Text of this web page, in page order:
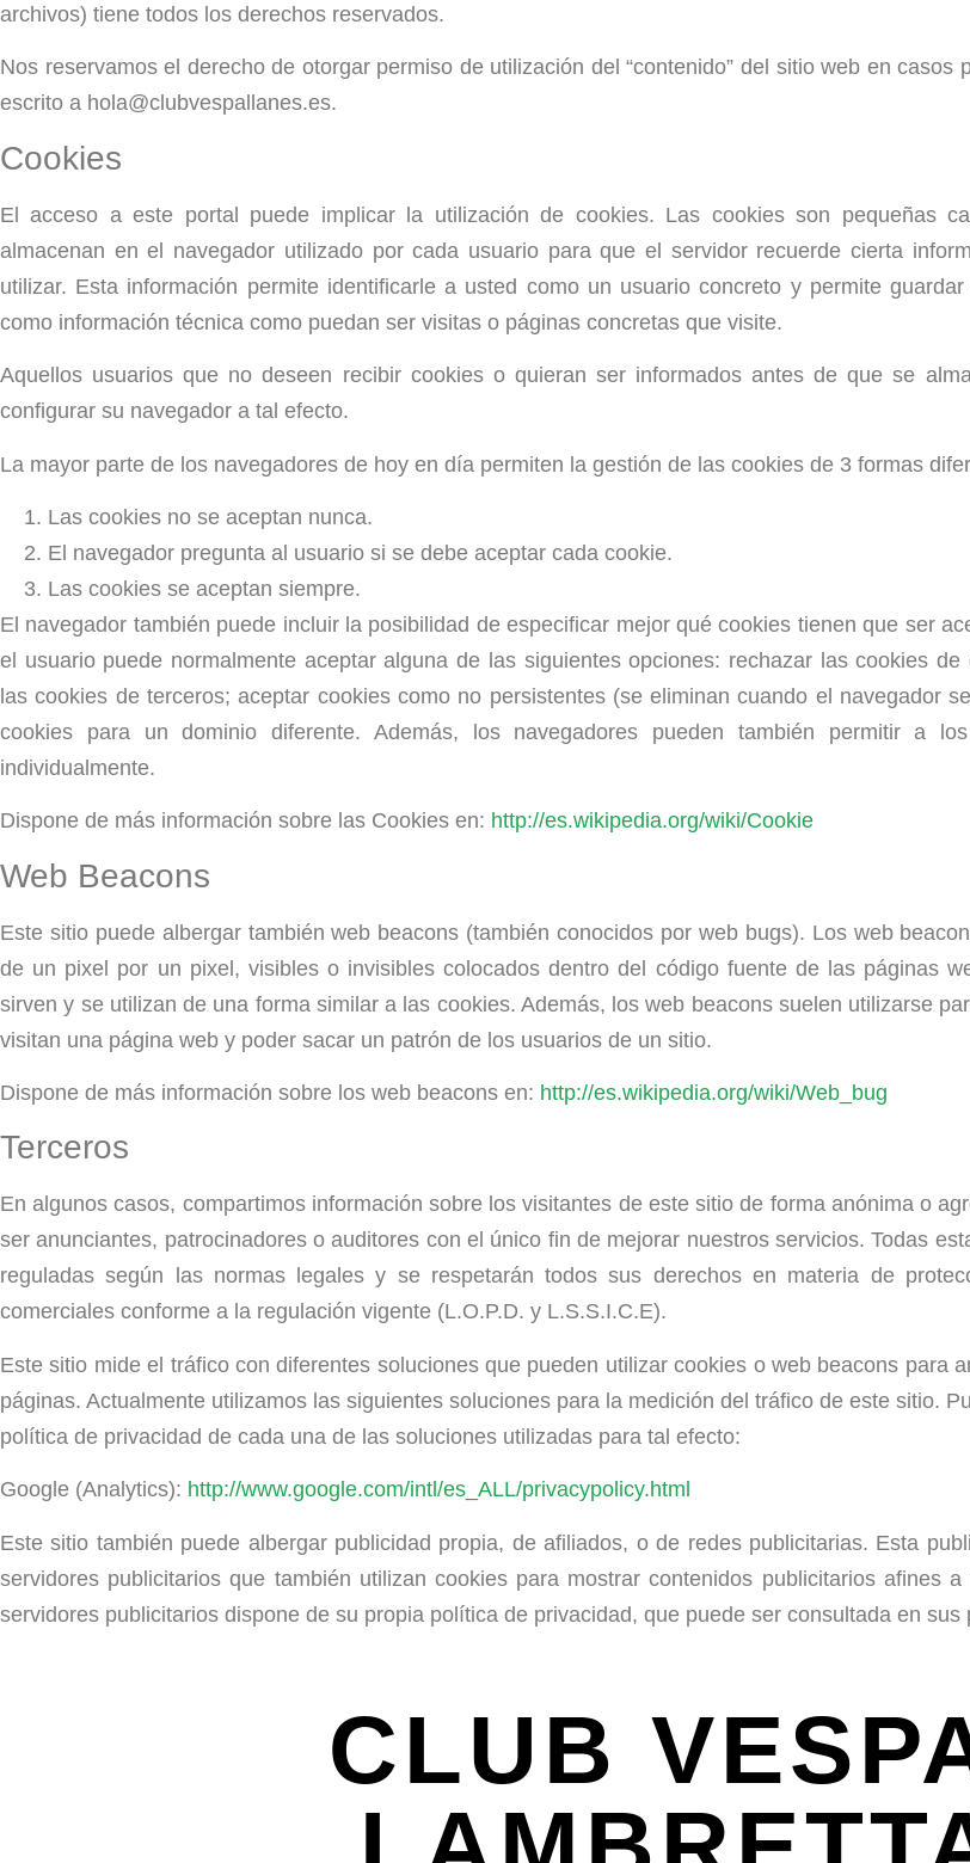
archivos) tiene todos los derechos reservados.
Nos reservamos el derecho de otorgar permiso de utilización del “contenido” del sitio web en casos
escrito a hola@clubvespallanes.es.
Cookies
El acceso a este portal puede implicar la utilización de cookies. Las cookies son pequeñas
almacenan en el navegador utilizado por cada usuario para que el servidor recuerde cierta
utilizar. Esta información permite identificarle a usted como un usuario concreto y permite
como información técnica como puedan ser visitas o páginas concretas que visite.
Aquellos usuarios que no deseen recibir cookies o quieran ser informados antes de que se
configurar su navegador a tal efecto.
La mayor parte de los navegadores de hoy en día permiten la gestión de las cookies de 3 formas
Las cookies no se aceptan nunca.
El navegador pregunta al usuario si se debe aceptar cada cookie.
Las cookies se aceptan siempre.
El navegador también puede incluir la posibilidad de especificar mejor qué cookies tienen que ser
el usuario puede normalmente aceptar alguna de las siguientes opciones: rechazar las cookies
las cookies de terceros; aceptar cookies como no persistentes (se eliminan cuando el navegador
cookies para un dominio diferente. Además, los navegadores pueden también permitir a
individualmente.
Dispone de más información sobre las Cookies en: http://es.wikipedia.org/wiki/Cookie
Web Beacons
Este sitio puede albergar también web beacons (también conocidos por web bugs). Los web
de un pixel por un pixel, visibles o invisibles colocados dentro del código fuente de las páginas
sirven y se utilizan de una forma similar a las cookies. Además, los web beacons suelen utilizarse
visitan una página web y poder sacar un patrón de los usuarios de un sitio.
Dispone de más información sobre los web beacons en: http://es.wikipedia.org/wiki/Web_bug
Terceros
En algunos casos, compartimos información sobre los visitantes de este sitio de forma anónima o
ser anunciantes, patrocinadores o auditores con el único fin de mejorar nuestros servicios. Todas
reguladas según las normas legales y se respetarán todos sus derechos en materia de
comerciales conforme a la regulación vigente (L.O.P.D. y L.S.S.I.C.E).
Este sitio mide el tráfico con diferentes soluciones que pueden utilizar cookies o web beacons para
páginas. Actualmente utilizamos las siguientes soluciones para la medición del tráfico de este sitio.
política de privacidad de cada una de las soluciones utilizadas para tal efecto:
Google (Analytics): http://www.google.com/intl/es_ALL/privacypolicy.html
Este sitio también puede albergar publicidad propia, de afiliados, o de redes publicitarias. Esta
servidores publicitarios que también utilizan cookies para mostrar contenidos publicitarios afines
servidores publicitarios dispone de su propia política de privacidad, que puede ser consultada en sus
CLUB